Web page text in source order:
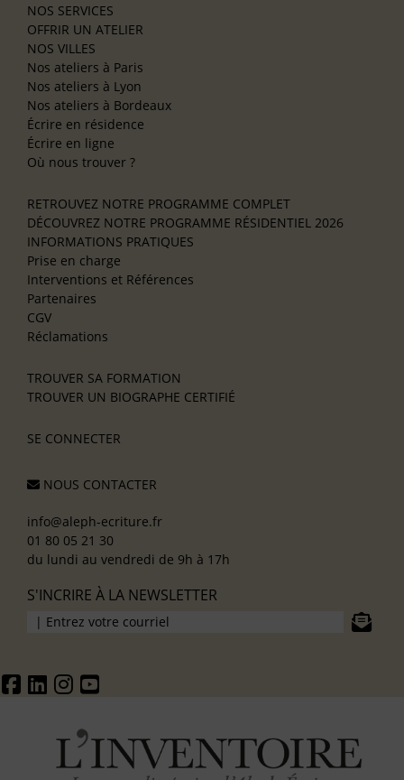
NOS SERVICES
OFFRIR UN ATELIER
NOS VILLES
Nos ateliers à Paris
Nos ateliers à Lyon
Nos ateliers à Bordeaux
Écrire en résidence
Écrire en ligne
Où nous trouver ?
RETROUVEZ NOTRE PROGRAMME COMPLET
DÉCOUVREZ NOTRE PROGRAMME RÉSIDENTIEL 2026
INFORMATIONS PRATIQUES
Prise en charge
Interventions et Références
Partenaires
CGV
Réclamations
TROUVER SA FORMATION
TROUVER UN BIOGRAPHE CERTIFIÉ
SE CONNECTER
NOUS CONTACTER
info@aleph-ecriture.fr
01 80 05 21 30
du lundi au vendredi de 9h à 17h
S'INCRIRE À LA NEWSLETTER